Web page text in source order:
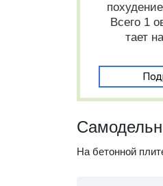
Всего 1
тает
На бетонной